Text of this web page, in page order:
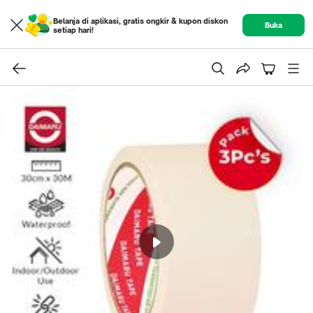
Belanja di aplikasi, gratis ongkir & kupon diskon
setiap hari!
Buka